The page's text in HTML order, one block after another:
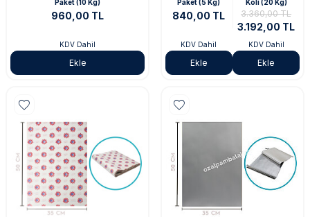
Paket (10 Kg)
960,00 TL
KDV Dahil
Ekle
Paket (5 Kg)
840,00 TL
KDV Dahil
Ekle
Koli (20 Kg)
3.360,00 TL
3.192,00 TL
KDV Dahil
Ekle